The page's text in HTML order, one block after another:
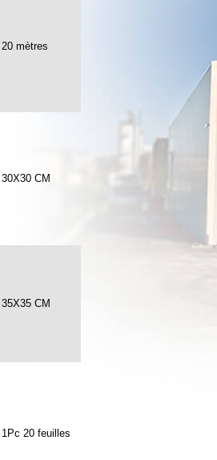
20 mètres
30X30 CM
35X35 CM
1Pc 20 feuilles